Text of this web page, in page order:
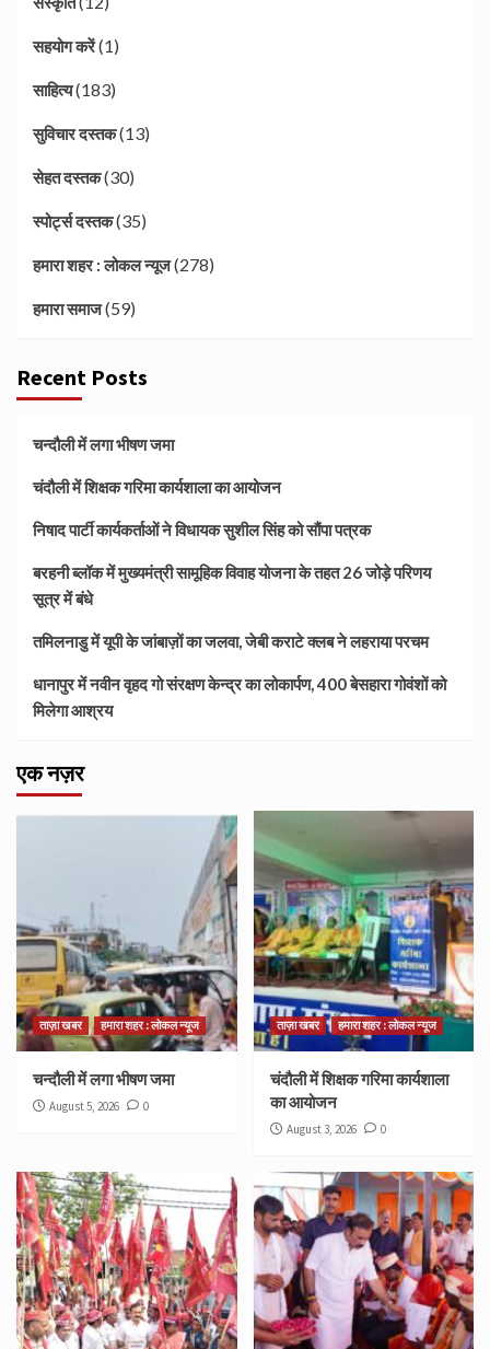
सहयोग करें(1)
साहित्य(183)
सुविचार दस्तक(13)
सेहत दस्तक(30)
स्पोर्ट्स दस्तक(35)
हमारा शहर : लोकल न्यूज(278)
हमारा समाज(59)
Recent Posts
चन्दौली में लगा भीषण जमा
चंदौली में शिक्षक गरिमा कार्यशाला का आयोजन
निषाद पार्टी कार्यकर्ताओं ने विधायक सुशील सिंह को सौंपा पत्रक
बरहनी ब्लॉक में मुख्यमंत्री सामूहिक विवाह योजना के तहत 26 जोड़े परिणय
सूत्र में बंधे
तमिलनाडु में यूपी के जांबाज़ों का जलवा, जेबी कराटे क्लब ने लहराया परचम
धानापुर में नवीन वृहद गो संरक्षण केन्द्र का लोकार्पण, 400 बेसहारा गोवंशों को
मिलेगा आश्रय
एक नज़र
ताज़ा खबर हमारा शहर : लोकल न्यूज
चन्दौली में लगा भीषण जमा
August 5, 2026 0
ताज़ा खबर हमारा शहर : लोकल न्यूज
चंदौली में शिक्षक गरिमा कार्यशाला
का आयोजन
August 3, 2026 0